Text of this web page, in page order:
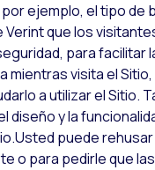
ejemplo, el tipo de
que los
para facilitar
visita el
a utilizar el Sitio.
y la
puede
o para pedirle que